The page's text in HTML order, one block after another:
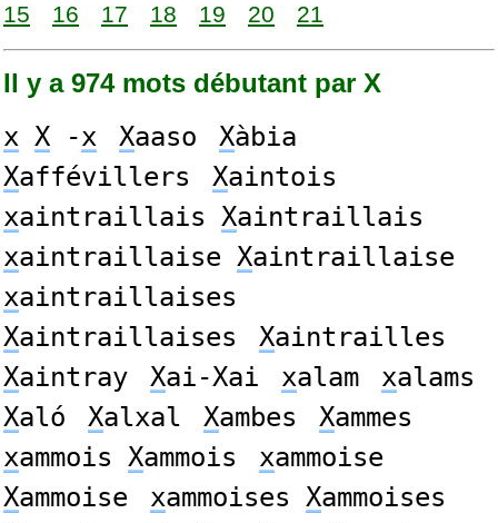
15
16 17 18 19 20 21
Il y a 974 mots débutant par X
x X -x Xaaso Xàbia
Xaffévillers Xaintois
xaintraillais Xaintraillais
xaintraillaise Xaintraillaise
xaintraillaises
Xaintraillaises Xaintrailles
Xaintray Xai-Xai xalam xalams
Xaló Xalxal Xambes Xammes
xammois Xammois xammoise
Xammoise xammoises Xammoises